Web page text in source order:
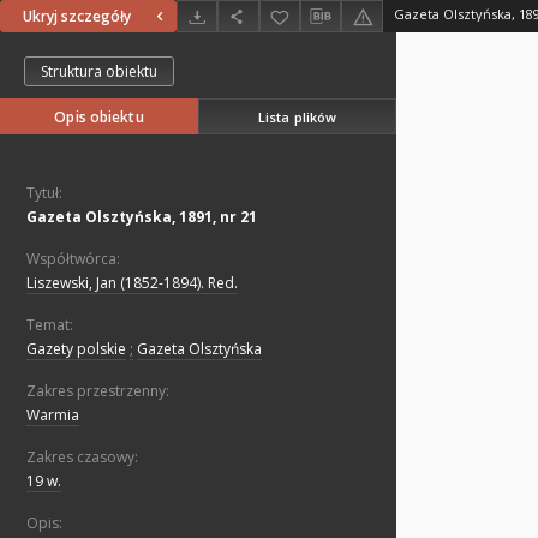
Ukryj szczegóły Gazeta Olsztyńska,
Struktura obiektu
Opis obiektu Lista plików
Tytuł:
Gazeta Olsztyńska, 1891, nr 21
Współtwórca:
Liszewski, Jan (1852-1894). Red.
Temat:
Gazety polskie ; Gazeta Olsztyńska
Zakres przestrzenny:
Warmia
Zakres czasowy:
19 w.
Opis: